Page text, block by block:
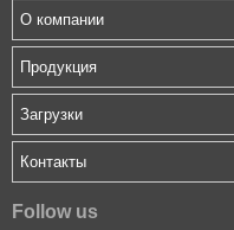
О компании
Продукция
Загрузки
Контакты
Follow us